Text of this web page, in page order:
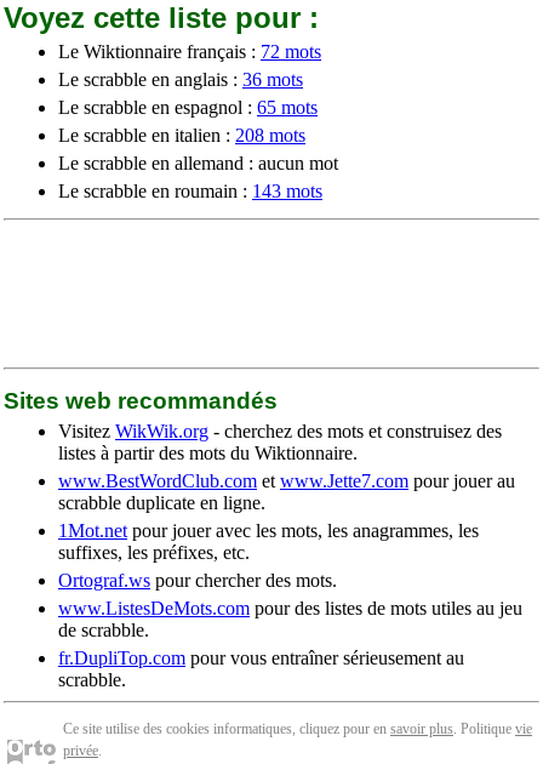
Voyez cette liste pour :
Le Wiktionnaire français : 72 mots
Le scrabble en anglais : 36 mots
Le scrabble en espagnol : 65 mots
Le scrabble en italien : 208 mots
Le scrabble en allemand : aucun mot
Le scrabble en roumain : 143 mots
Sites web recommandés
Visitez WikWik.org - cherchez des mots et construisez des
listes à partir des mots du Wiktionnaire.
www.BestWordClub.com et www.Jette7.com pour jouer au
scrabble duplicate en ligne.
1Mot.net pour jouer avec les mots, les anagrammes, les
suffixes, les préfixes, etc.
Ortograf.ws pour chercher des mots.
www.ListesDeMots.com pour des listes de mots utiles au jeu
de scrabble.
fr.DupliTop.com pour vous entraîner sérieusement au
scrabble.
Ce site utilise des cookies informatiques, cliquez pour en savoir plus. Politique vie
privée.